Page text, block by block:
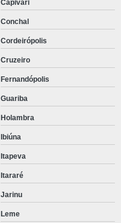
Capivari
Conchal
Cordeirópolis
Cruzeiro
Fernandópolis
Guariba
Holambra
Ibiúna
Itapeva
Itararé
Jarinu
Leme